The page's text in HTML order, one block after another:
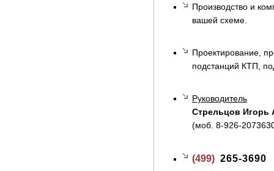
Производство и
вашей схеме.
Проектирование,
подстанций КТП,
Руководитель
Стрельцов Игорь
(моб. 8-926-
(499) 265-3690